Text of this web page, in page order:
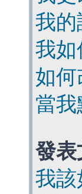
我的
我如
如何
當
發表
我該